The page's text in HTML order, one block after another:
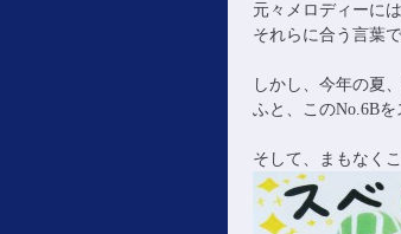
元々メロディーに
それらに合う言葉
しかし、今年の夏
ふと、このNo.6B
そして、まもなく